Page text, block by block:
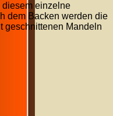
diesem einzelne
dem Backen werden die
geschnittenen Mandeln